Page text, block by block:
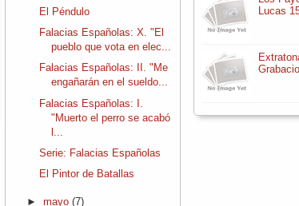
El Péndulo
Falacias Españolas: X. "El
pueblo que vota en elec...
Falacias Españolas: II. "Me
engañarán en el sueldo...
Falacias Españolas: I.
"Muerto el perro se acabó
l...
Serie: Falacias Españolas
El Pintor de Batallas
► mayo (7)
Lucas